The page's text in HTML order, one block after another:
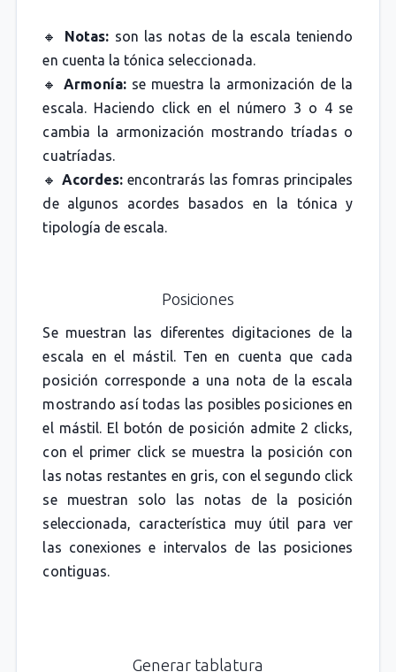
🔸 Notas: son las notas de la escala teniendo
en cuenta la tónica seleccionada.
🔸Armonía:se muestra la armonización de la
escala. Haciendo click en el número 3 o 4 se
cambia la armonización mostrando tríadas o
cuatríadas.
🔸 Acordes: encontrarás las fomras principales
de algunos acordes basados en la tónica y
tipología de escala.
Posiciones
Se muestran las diferentes digitaciones de la
escala en el mástil. Ten en cuenta que cada
posición corresponde a una nota de la escala
mostrando así todas las posibles posiciones en
el mástil. El botón de posición admite 2 clicks,
con el primer click se muestra la posición con
las notas restantes en gris, con el segundo click
se muestran solo las notas de la posición
seleccionada, característica muy útil para ver
las conexiones e intervalos de las posiciones
contiguas.
Generar tablatura